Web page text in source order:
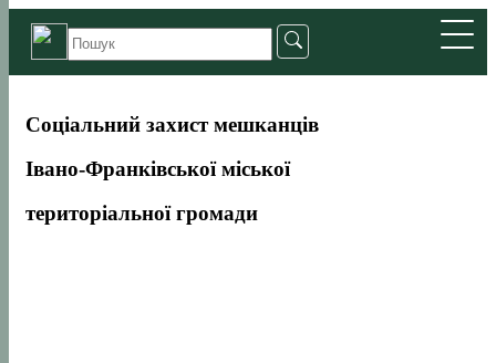
Cоціальний захист мешканців
Івано-Франківської міської
територіальної громади